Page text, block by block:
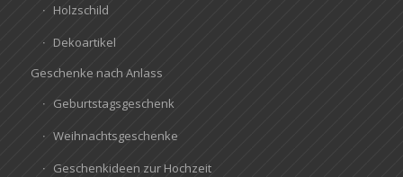
Holzschild
Dekoartikel
Geschenke nach Anlass
Geburtstagsgeschenk
Weihnachtsgeschenke
Geschenkideen zur Hochzeit